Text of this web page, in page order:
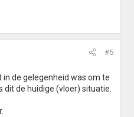
#5
de gelegenheid was om te
de huidige (vloer) situatie.